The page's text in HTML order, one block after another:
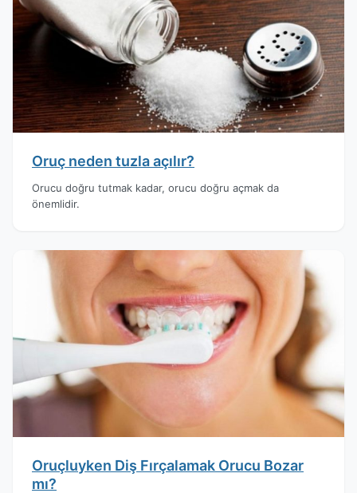
Oruç neden tuzla açılır?
Orucu doğru tutmak kadar, orucu doğru açmak da
önemlidir.
Oruçluyken Diş Fırçalamak Orucu Bozar
mı?